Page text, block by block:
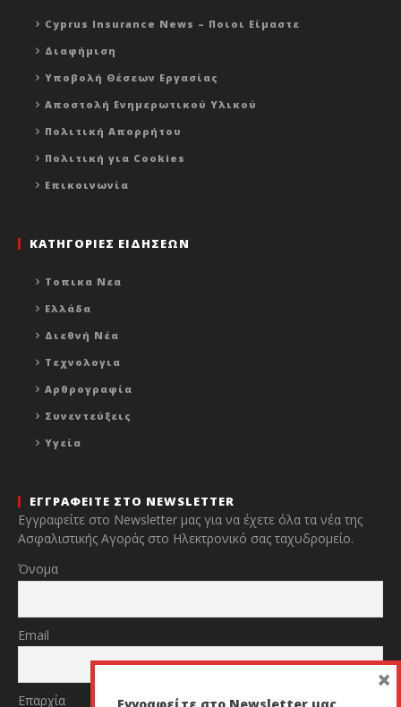
Cyprus Insurance News – Ποιοι Είμαστε
Διαφήμιση
Υποβολή Θέσεων Εργασίας
Αποστολή Ενημερωτικού Υλικού
Πολιτική Απορρήτου
Πολιτική για Cookies
Επικοινωνία
ΚΑΤΗΓΟΡΙΕΣ ΕΙΔΗΣΕΩΝ
Τοπικα Νεα
Ελλάδα
Διεθνή Νέα
Τεχνολογια
Αρθρογραφία
Συνεντεύξεις
Υγεία
ΕΓΓΡΑΦΕΙΤΕ ΣΤΟ NEWSLETTER
Εγγραφείτε στο Newsletter μας για να έχετε όλα τα νέα της
Ασφαλιστικής Αγοράς στο Ηλεκτρονικό σας ταχυδρομείο.
Όνομα
Email
Επαρχία
×